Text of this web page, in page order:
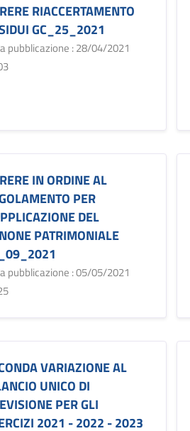
RIACCERTAMENTO
GC_25_2021
pubblicazione : 28/04/2021
IN ORDINE AL
PER
DEL
PATRIMONIALE
pubblicazione : 05/05/2021
VARIAZIONE AL
UNICO DI
PER GLI
2021 - 2022 - 2023